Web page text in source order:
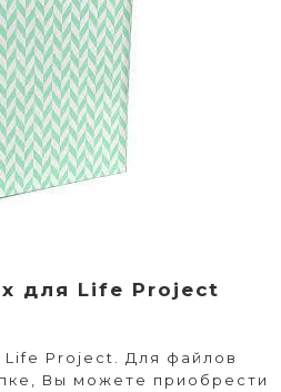
для Life Project
Life Project. Для файлов
Вы можете приобрести